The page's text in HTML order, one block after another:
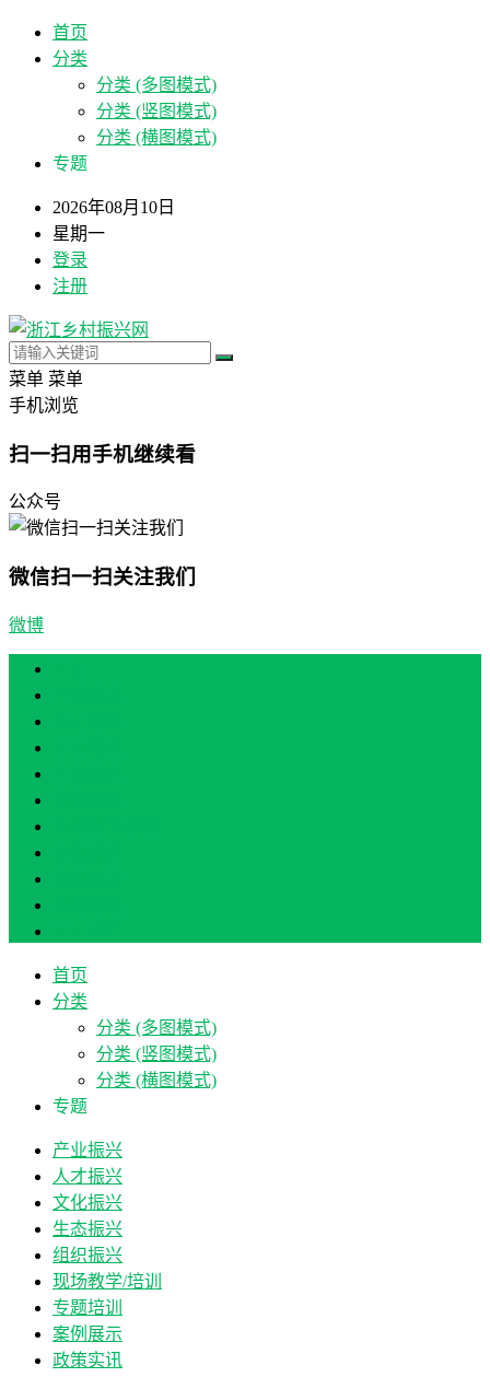
首页
分类
分类 (多图模式)
分类 (竖图模式)
分类 (横图模式)
专题
2026年08月10日
星期一
登录
注册
菜单 菜单
手机浏览
扫一扫用手机继续看
公众号
微信扫一扫关注我们
微博
首页
分类
分类 (多图模式)
分类 (竖图模式)
分类 (横图模式)
专题
产业振兴
人才振兴
文化振兴
生态振兴
组织振兴
现场教学/培训
专题培训
案例展示
政策实讯